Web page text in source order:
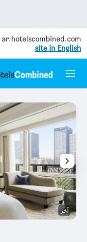
ar.hotelscombined.com
site in English
آخر